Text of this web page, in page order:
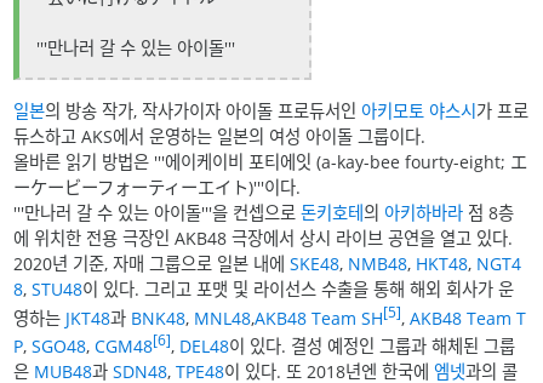
'''만나러 갈 수 있는 아이돌'''
일본의 방송 작가, 작사가이자 아이돌 프로듀서인 아키모토 야스시가 프로
듀스하고 AKS에서 운영하는 일본의 여성 아이돌 그룹이다.
올바른 읽기 방법은 '''에이케이비 포티에잇 (a-kay-bee fourty-eight; エ
ーケービーフォーティーエイト)'''이다.
'''만나러 갈 수 있는 아이돌'''을 컨셉으로돈키호테의 아키하바라 점 8층
에 위치한 전용 극장인 AKB48 극장에서 상시 라이브 공연을 열고 있다.
2020년 기준, 자매 그룹으로 일본 내에SKE48, NMB48, HKT48, NGT4
8,STU48이 있다. 그리고 포맷 및 라이선스 수출을 통해 해외 회사가 운
영하는 JKT48과 BNK48, MNL48,AKB48 Team SH[5],AKB48 Team T
P,SGO48,CGM48[6], DEL48이 있다. 결성 예정인 그룹과 해체된 그룹
은 MUB48과SDN48,TPE48이 있다. 또 2018년엔 한국에엠넷과의 콜